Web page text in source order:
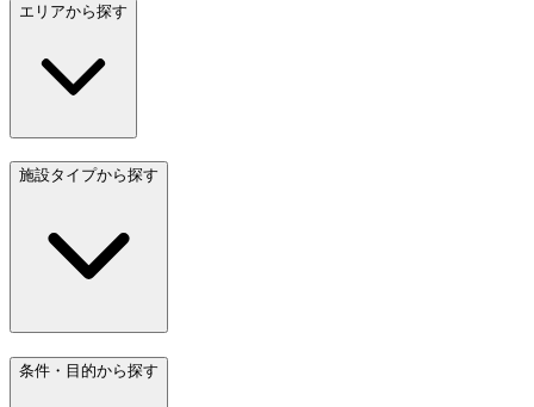
エリアから探す
施設タイプから探す
条件・目的から探す